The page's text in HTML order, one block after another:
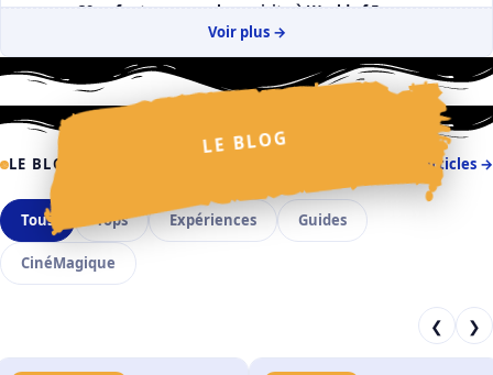
30 enfants espagnols en visite à World of Frozen
2 juillet 2026
La Cavalcade des Princesses Disney : Claire Salmon en
dévoile un peu plus
Voir plus →
✧
✩ LE BLOG
LE BLOG Tous les articles →
Tous Tops Expériences Guides
CinéMagique
❮ ❯